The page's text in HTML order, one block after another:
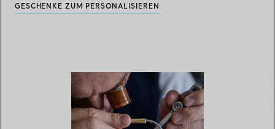
GESCHENKE ZUM PERSONALISIEREN